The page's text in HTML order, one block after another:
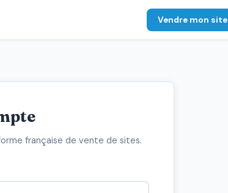
Vendre mon site
française de vente de sites.